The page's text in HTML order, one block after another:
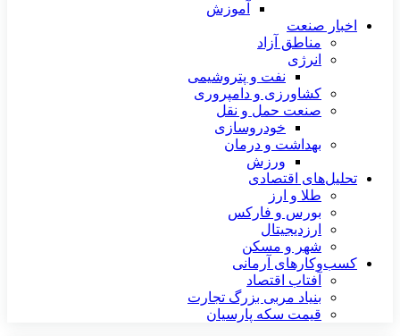
آموزش
اخبار صنعت
مناطق آزاد
انرژی
نفت و پتروشیمی
کشاورزی و دامپروری
صنعت حمل و نقل
خودروسازی
بهداشت و درمان
ورزش
تحلیل‌های اقتصادی
طلا و ارز
بورس و فارکس
ارزدیجیتال
شهر و مسکن
کسب‌وکارهای آرمانی
آفتاب اقتصاد
بنیاد مربی بزرگ تجارت
قیمت سکه پارسیان